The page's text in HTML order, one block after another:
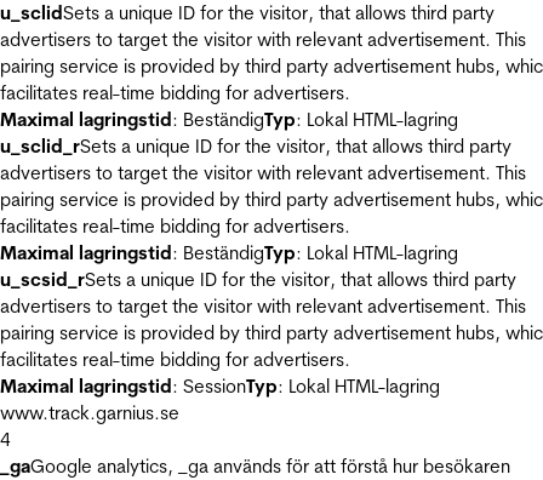
u_sclidSets a unique ID for the visitor, that allows third party
advertisers to target the visitor with relevant advertisement. This
pairing service is provided by third party advertisement hubs,
facilitates real-time bidding for advertisers.
Maximal lagringstid: BeständigTyp: Lokal HTML-lagring
u_sclid_rSets a unique ID for the visitor, that allows third party
advertisers to target the visitor with relevant advertisement. This
pairing service is provided by third party advertisement hubs,
facilitates real-time bidding for advertisers.
Maximal lagringstid: BeständigTyp: Lokal HTML-lagring
u_scsid_rSets a unique ID for the visitor, that allows third party
advertisers to target the visitor with relevant advertisement. This
pairing service is provided by third party advertisement hubs,
facilitates real-time bidding for advertisers.
Maximal lagringstid: SessionTyp: Lokal HTML-lagring
www.track.garnius.se
4
_gaGoogle analytics, _ga används för att förstå hur besökaren